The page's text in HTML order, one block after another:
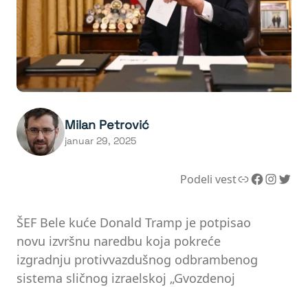
Milan Petrović
januar 29, 2025
Podeli vestLink Facebook InstagramTwitter
ŠEF Bele kuće Donald Tramp je potpisao
novu izvršnu naredbu koja pokreće
izgradnju protivvazdušnog odbrambenog
sistema sličnog izraelskoj „Gvozdenoj